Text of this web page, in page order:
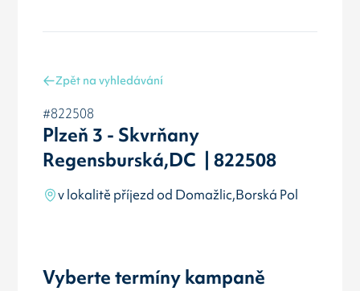
Zpět na vyhledávání
#822508
Plzeň 3 - Skvrňany
Regensburská,DC | 822508
v lokalitě příjezd od Domažlic,Borská Pol
Vyberte termíny kampaně